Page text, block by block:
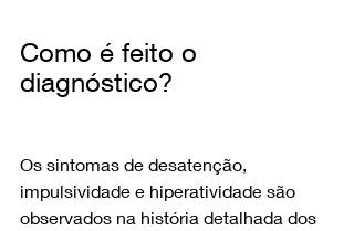
Como é feito o
diagnóstico?
Os sintomas de desatenção,
impulsividade e hiperatividade são
observados na história detalhada dos